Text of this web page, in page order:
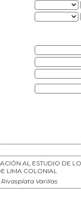
AL ESTUDIO DE
LIMA COLONIAL
Varillas